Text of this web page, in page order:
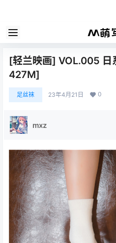
[轻兰映画] VOL.005
427M]
足丝袜 23年4月21日 0
mxz